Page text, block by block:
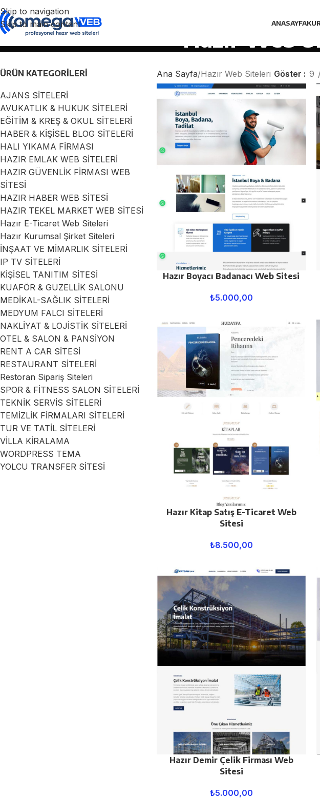
Skip to navigation
Skip to main content
ANASAYFA
Hazır Web
ÜRÜN KATEGORILERI
AJANS SİTELERİ
AVUKATLIK & HUKUK SİTELERİ
EĞİTİM & KREŞ & OKUL SİTELERİ
HABER & KİŞİSEL BLOG SİTELERİ
HALI YIKAMA FİRMASI
HAZIR EMLAK WEB SİTELERİ
HAZIR GÜVENLİK FİRMASI WEB
SİTESİ
HAZIR HABER WEB SİTESİ
HAZIR TEKEL MARKET WEB SİTESİ
Hazır E-Ticaret Web Siteleri
Hazır Kurumsal Şirket Siteleri
İNŞAAT VE MİMARLIK SİTELERİ
IP TV SİTELERİ
KİŞİSEL TANITIM SİTESİ
KUAFÖR & GÜZELLİK SALONU
MEDİKAL-SAĞLIK SİTELERİ
MEDYUM FALCI SİTELERİ
NAKLİYAT & LOJİSTİK SİTELERİ
OTEL & SALON & PANSİYON
RENT A CAR SİTESİ
RESTAURANT SİTELERİ
Restoran Sipariş Siteleri
SPOR & FİTNESS SALON SİTELERİ
TEKNİK SERVİS SİTELERİ
TEMİZLİK FİRMALARI SİTELERİ
TUR VE TATİL SİTELERİ
VİLLA KİRALAMA
WORDPRESS TEMA
YOLCU TRANSFER SİTESİ
Ana Sayfa Hazır Web Siteleri Göster 9
Hazır Boyacı Badanacı Web Sitesi
₺5.000,00
Hazır Kitap Satış E-Ticaret Web
Sitesi
₺8.500,00
Hazır Demir Çelik Firması Web
Sitesi
₺5.000,00